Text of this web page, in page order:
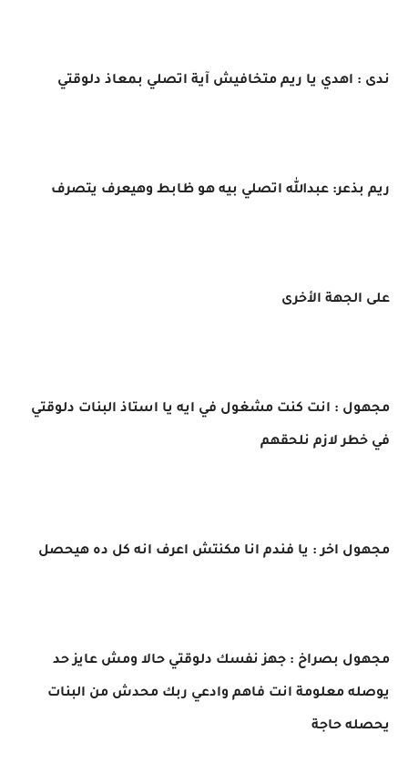
ندى : اهدي يا ريم متخافيش آية اتصلي بمعاذ دلوقتي
ريم بذعر: عبدالله اتصلي بيه هو ظابط وهيعرف يتصرف
على الجهة الأخرى
مجهول : انت كنت مشغول في ايه يا استاذ البنات دلوقتي
في خطر لازم نلحقهم
مجهول اخر : يا فندم انا مكنتش اعرف انه كل ده هيحصل
مجهول بصراخ : جهز نفسك دلوقتي حالا ومش عايز حد
يوصله معلومة انت فاهم وادعي ربك محدش من البنات
يحصله حاجة